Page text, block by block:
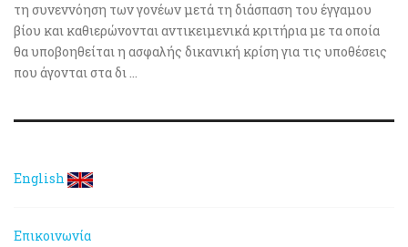
τη συνεννόηση των γονέων μετά τη διάσπαση του έγγαμου
βίου και καθιερώνονται αντικειμενικά κριτήρια με τα οποία
θα υποβοηθείται η ασφαλής δικανική κρίση για τις υποθέσεις
που άγονται στα δι ...
English
Επικοινωνία